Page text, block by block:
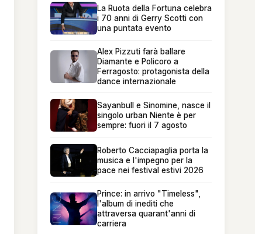
La Ruota della Fortuna celebra
i 70 anni di Gerry Scotti con
una puntata evento
Alex Pizzuti farà ballare
Diamante e Policoro a
Ferragosto: protagonista della
dance internazionale
Sayanbull e Sinomine, nasce il
singolo urban Niente è per
sempre: fuori il 7 agosto
Roberto Cacciapaglia porta la
musica e l'impegno per la
pace nei festival estivi 2026
Prince: in arrivo "Timeless",
l'album di inediti che
attraversa quarant'anni di
carriera